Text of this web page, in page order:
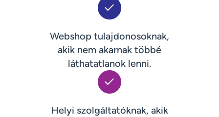
Webshop tulajdonosoknak,
akik nem akarnak többé
láthatatlanok lenni.
Helyi szolgáltatóknak, akik